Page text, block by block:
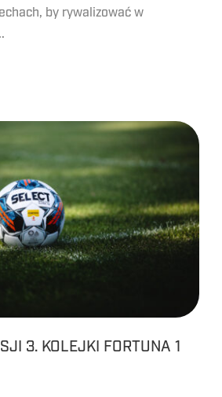
by rywalizować w
3. KOLEJKI FORTUNA 1